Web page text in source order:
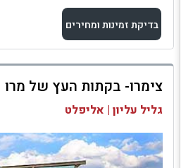
בדיקת זמינות ומחירים
למתחם זה
בדיקת זמינות ומחירים
צימרו- בקתות העץ של מרו
גליל עליון | אליפלט